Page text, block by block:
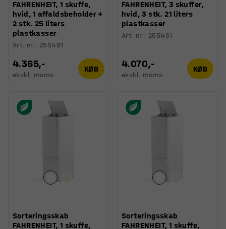
FAHRENHEIT, 1 skuffe,
hvid, 1 affaldsbeholder +
2 stk. 25 liters
plastkasser
Art. nr.: 255491
4.365,-
ekskl. moms
KØB
FAHRENHEIT, 3 skuffer,
hvid, 3 stk. 21 liters
plastkasser
Art. nr.: 255461
4.070,-
ekskl. moms
KØB
Sorteringsskab
FAHRENHEIT, 1 skuffe,
Sorteringsskab
FAHRENHEIT, 1 skuffe,